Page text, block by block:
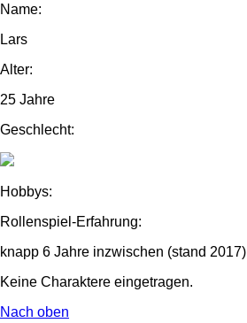
Name:
Lars
Alter:
25 Jahre
Geschlecht:
Hobbys:
Rollenspiel-Erfahrung:
knapp 6 Jahre inzwischen (stand 2017)
Keine Charaktere eingetragen.
Nach oben